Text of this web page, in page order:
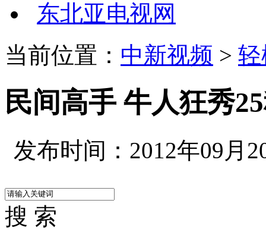
东北亚电视网
当前位置： 中新视频 >
民间高手 牛人狂秀
发布时间：2012年09月
搜 索